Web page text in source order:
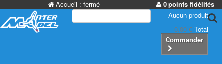
Accueil : fermé
0 points fidélités
Aucun produit
0,00 € Total
Commander